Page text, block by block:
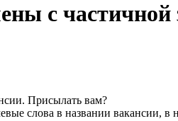
с
Присылать вам?
слова в названии вакансии, в